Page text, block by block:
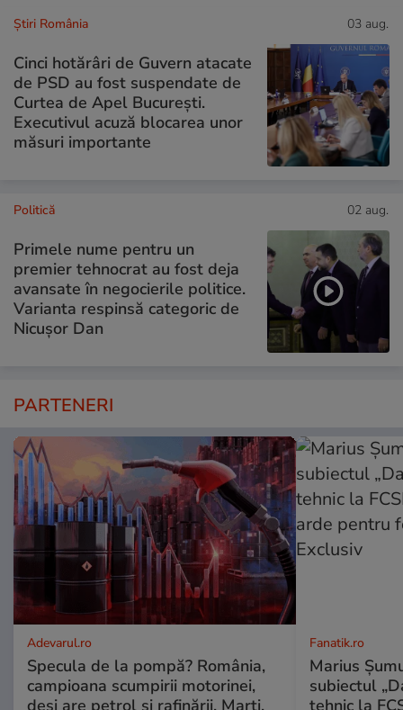
Știri România 03 aug.
Cinci hotărâri de Guvern atacate
de PSD au fost suspendate de
Curtea de Apel București.
Executivul acuză blocarea unor
măsuri importante
Politică 02 aug.
Primele nume pentru un
premier tehnocrat au fost deja
avansate în negocierile politice.
Varianta respinsă categoric de
Nicușor Dan
PARTENERI
Adevarul.ro
Specula de la pompă? România,
campioana scumpirii motorinei,
Fanatik.ro
Marius
subiectul